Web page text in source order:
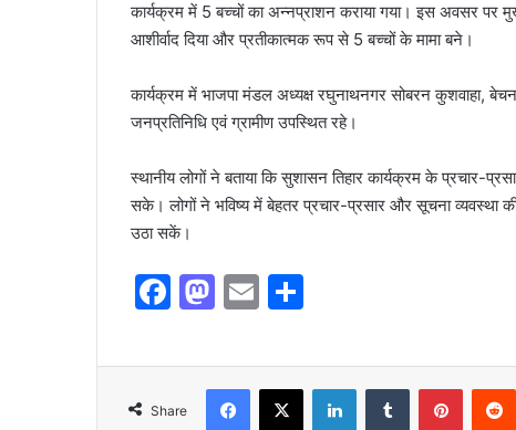
कार्यक्रम में 5 बच्चों का अन्नप्राशन कराया गया। इस अवसर पर
आशीर्वाद दिया और प्रतीकात्मक रूप से 5 बच्चों के मामा बने।
कार्यक्रम में भाजपा मंडल अध्यक्ष रघुनाथनगर सोबरन कुशवाहा,
जनप्रतिनिधि एवं ग्रामीण उपस्थित रहे।
स्थानीय लोगों ने बताया कि सुशासन तिहार कार्यक्रम के प्रचार-
सके। लोगों ने भविष्य में बेहतर प्रचार-प्रसार और सूचना व्यवस्था
उठा सकें।
F
c
e
M
st
o
E
ai
l
ar
e
Share